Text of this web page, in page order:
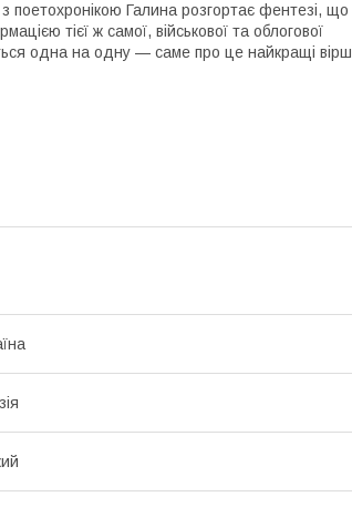
поетохронікою Галина розгортає фентезі,
тієї ж самої, військової та облогової
одна на одну — саме про це найкращі